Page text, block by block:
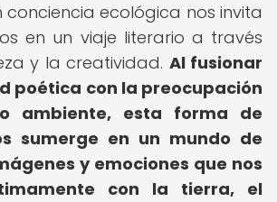
conciencia ecológica nos invita
en un viaje literario a través
y la creatividad. Al fusionar
poética con la preocupación
ambiente, esta forma de
sumerge en un mundo de
y emociones que nos
con la tierra, el